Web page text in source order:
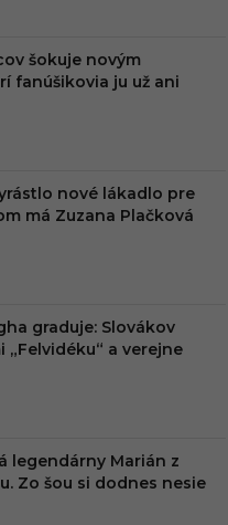
šokuje novým
fanúšikovia ju už ani
nové lákadlo pre
má Zuzana Plačková
graduje: Slovákov
„Felvidéku“ a verejne
legendárny Marián z
Zo šou si dodnes nesie